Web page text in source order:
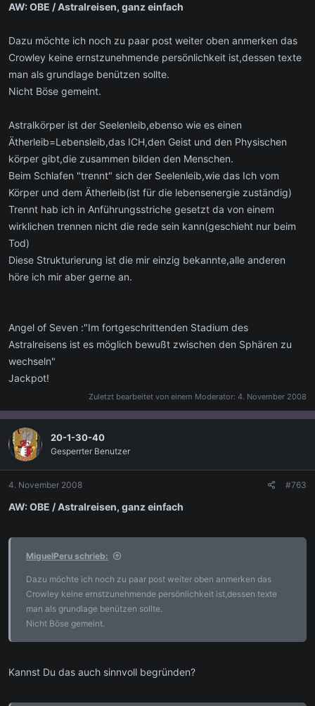
AW: OBE / Astralreisen, ganz einfach
Dazu möchte ich noch zu paar post weiter oben anmerken das
Crowley keine ernstzunehmende persönlichkeit ist,dessen texte
man als grundlage benützen sollte.
Nicht Böse gemeint.
Astralkörper ist der Seelenleib,ebenso wie es einen
Ätherleib=Lebensleib,das ICH,den Geist und den Physischen
körper gibt,die zusammen bilden den Menschen.
Beim Schlafen "trennt" sich der Seelenleib,wie das Ich vom
Körper und dem Ätherleib(ist für die lebensenergie zuständig)
Trennt hab ich in Anführungsstriche gesetzt da von einem
wirklichen trennen nicht die rede sein kann(geschieht nur beim
Tod)
Diese Strukturierung ist die mir einzig bekannte,alle anderen
höre ich mir aber gerne an.
Angel of Seven :"Im fortgeschrittenden Stadium des
Astralreisens ist es möglich bewußt zwischen den Sphären zu
wechseln"
Jackpot!
Zuletzt bearbeitet von einem Moderator: 4. November 2008
20-1-30-40
Gesperrter Benutzer
4. November 2008 #763
AW: OBE / Astralreisen, ganz einfach
MiguelPeru schrieb:
Dazu möchte ich noch zu paar post weiter oben anmerken das
Crowley keine ernstzunehmende persönlichkeit ist,dessen texte
man als grundlage benützen sollte.
Nicht Böse gemeint.
Kannst Du das auch sinnvoll begründen?